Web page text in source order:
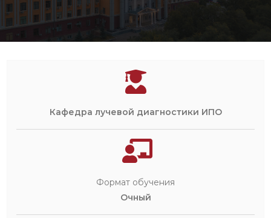
Кафедра лучевой диагностики ИПО
Формат обучения
Очный